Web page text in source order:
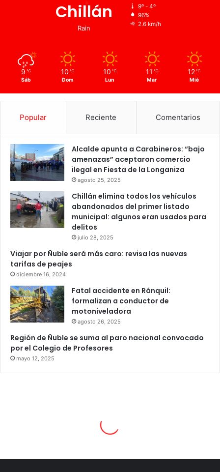
Chillán
Rain
9º - 4º
96%
2.6 km/h
9 ℃
Sáb
10 ℃
Dom
10 ℃
Lun
11 ℃
Mar
12 ℃
Mié
Popular Reciente Comentarios
Alcalde apunta a Carabineros: “bajo
amenazas” aceptaron comercio
ilegal en Fiesta de la Longaniza
agosto 25, 2025
Chillán elimina todos los vehículos
abandonados del primer listado
municipal: algunos eran usados para
delitos
julio 28, 2025
Viajar por Ñuble será más caro: revisa las nuevas
tarifas de peajes
diciembre 16, 2024
Fatal accidente en Ránquil:
formalizan a conductor de
motoniveladora
agosto 26, 2025
Región de Ñuble se suma al paro nacional convocado
por el Colegio de Profesores
mayo 12, 2025